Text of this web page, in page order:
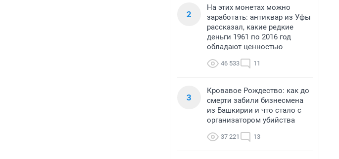
2
На этих монетах можно
заработать: антиквар из Уфы
рассказал, какие редкие
деньги 1961 по 2016 год
обладают ценностью
46 533 11
3
Кровавое Рождество: как до
смерти забили бизнесмена
из Башкирии и что стало с
организатором убийства
37 221 13